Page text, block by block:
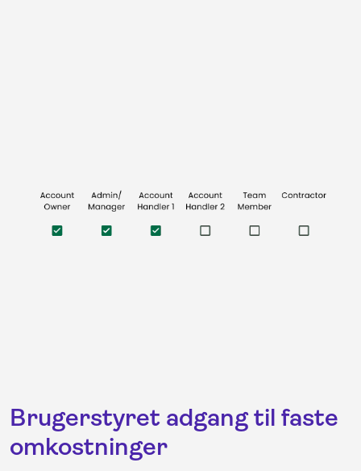
Brugerstyret adgang til faste
omkostninger